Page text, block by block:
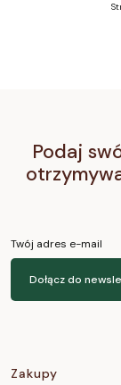
Podaj
Twój adres e-mail
Dołącz do
Linki w
Zakupy